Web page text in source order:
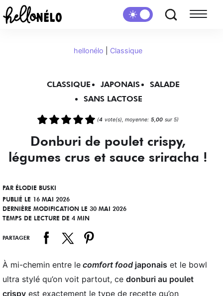
hellonélo Classique
CLASSIQUE JAPONAIS
SALADE
SANS LACTOSE
(4 vote(s), moyenne: 5,00 sur 5)
Donburi de poulet crispy,
légumes crus et sauce sriracha !
PAR ÉLODIE BUSKI
PUBLIÉ LE 16 MAI 2026
DERNIÈRE MODIFICATION LE 30 MAI 2026
TEMPS DE LECTURE DE 4 MIN
PARTAGER
À mi-chemin entre le comfort food japonais et le bowl
ultra stylé qu’on voit partout, ce donburi au poulet
crispy est exactement le type de recette qu’on